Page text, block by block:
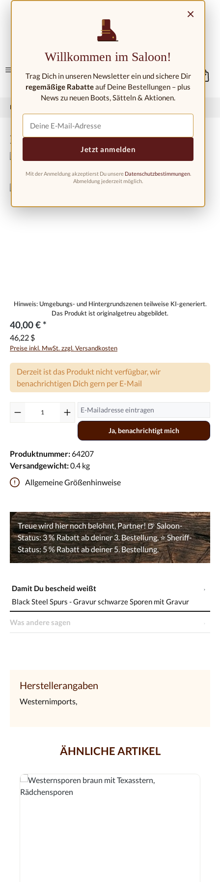
Home
Black Steel Spurs - Gravur
Bildergalerie überspringen
40,00 € *
46,22 $
Preise inkl. MwSt. zzgl. Versandkosten
Derzeit ist das Produkt nicht verfügbar, wir
benachrichtigen Dich gern per E-Mail
Ja, benachrichtigt mich
Produktnummer:64207
Versandgewicht:0.4 kg
Allgemeine Größenhinweise
Damit Du bescheid weißt
Black Steel Spurs - Gravur schwarze Sporen mit Gravur
Was andere sagen
Herstellerangaben
Westernimports,
ÄHNLICHE ARTIKEL
×
Willkommen im Saloon!
Trag Dich in unseren Newsletter ein und sichere Dir
regemäßige Rabatteauf Deine Bestellungen – plus
News zu neuen Boots, Sätteln & Aktionen.
Jetzt anmelden
Mit der Anmeldung akzeptierst Du unsere Datenschutzbestimmungen.
Abmeldung jederzeit möglich.